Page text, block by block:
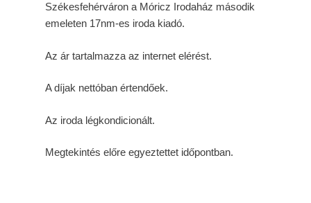
Székesfehérváron a Móricz Irodaház második
emeleten 17nm-es iroda kiadó.
Az ár tartalmazza az internet elérést.
A díjak nettóban értendőek.
Az iroda légkondicionált.
Megtekintés előre egyeztettet időpontban.